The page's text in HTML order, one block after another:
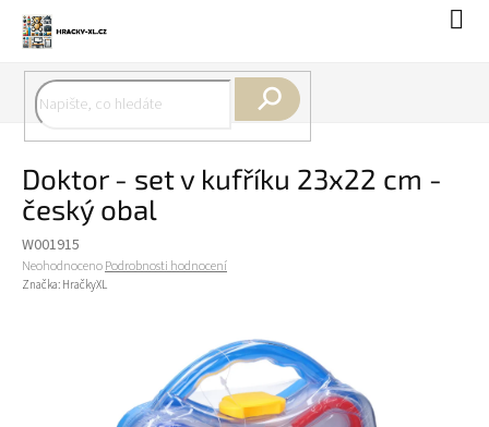
obsah
Doktor - set v kufříku 23x22 cm -
český obal
W001915
Průměrné
hodnocení
NeohodnocenoPodrobnosti hodnocení
Značka: HračkyXL